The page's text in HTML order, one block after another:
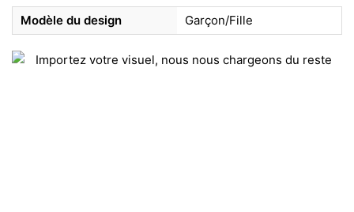
Modèle du design Garçon/Fille